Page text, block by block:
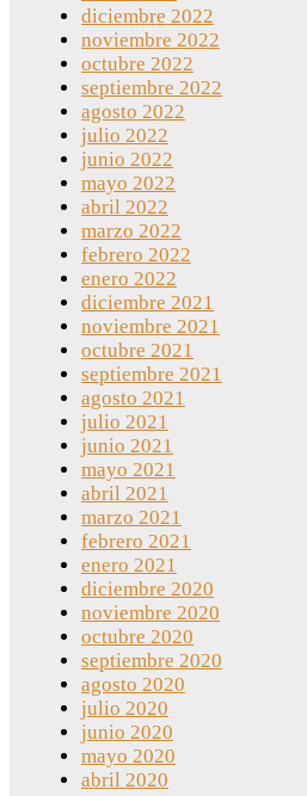
diciembre 2022
noviembre 2022
octubre 2022
septiembre 2022
agosto 2022
julio 2022
junio 2022
mayo 2022
abril 2022
marzo 2022
febrero 2022
enero 2022
diciembre 2021
noviembre 2021
octubre 2021
septiembre 2021
agosto 2021
julio 2021
junio 2021
mayo 2021
abril 2021
marzo 2021
febrero 2021
enero 2021
diciembre 2020
noviembre 2020
octubre 2020
septiembre 2020
agosto 2020
julio 2020
junio 2020
mayo 2020
abril 2020